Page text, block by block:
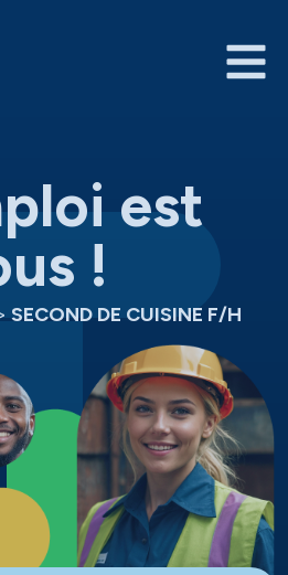
est
!
SECOND DE CUISINE F/H